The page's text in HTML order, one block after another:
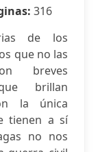
316
de los
que no las
breves
brillan
la única
tienen a sí
no nos